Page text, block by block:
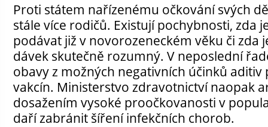
Proti státem nařízenému očkování svých
stále více rodičů. Existují pochybnosti, zda
podávat již v novorozeneckém věku či zda
dávek skutečně rozumný. V neposlední
obavy z možných negativních účinků
vakcín. Ministerstvo zdravotnictví naopak
dosažením vysoké proočkovanosti v
daří zabránit šíření infekčních chorob.